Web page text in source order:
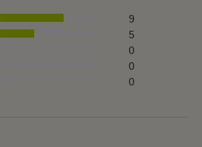
9
5
0
0
0